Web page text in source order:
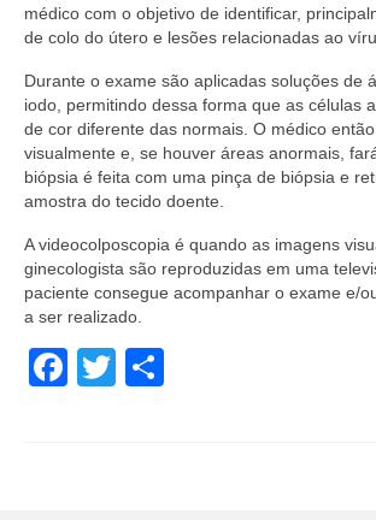
médico com o objetivo de identificar,
de colo do útero e lesões relacionadas ao
Durante o exame são aplicadas soluções de
iodo, permitindo dessa forma que as células
de cor diferente das normais. O médico
visualmente e, se houver áreas anormais,
biópsia é feita com uma pinça de biópsia e
amostra do tecido doente.
A videocolposcopia é quando as imagens
ginecologista são reproduzidas em uma
paciente consegue acompanhar o exame e/
a ser realizado.
Facebook
Twitter